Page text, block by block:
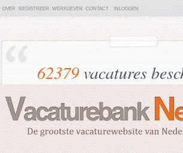
OVER REGISTREER WERKGEVER CONTACT INLOGGEN
62379vacatures